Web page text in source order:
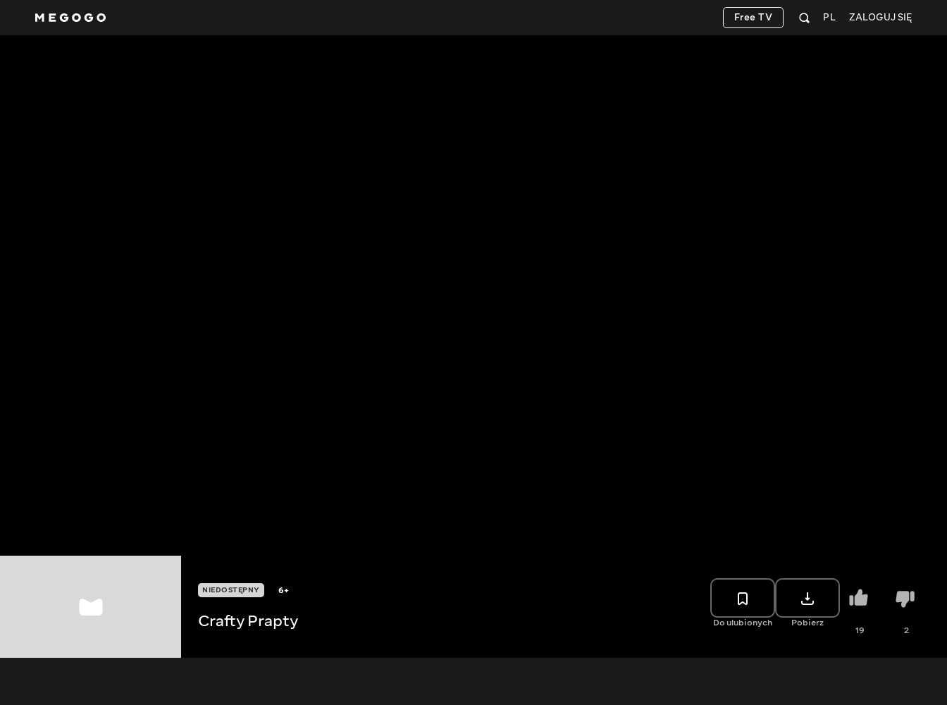
ZALOGUJ SIĘ
PL
Free TV
NIEDOSTĘPNY 6+
Crafty Prapty Do ulubionych Pobierz
19 2